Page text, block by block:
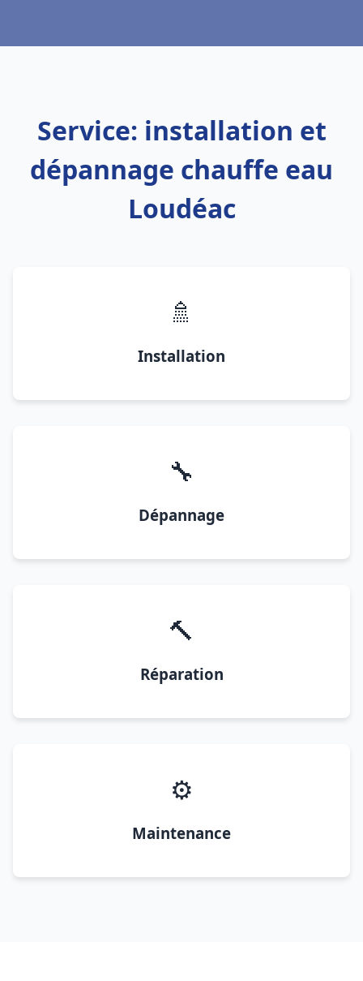
Service: installation et
dépannage chauffe eau
Loudéac
🚿
Installation
🔧
Dépannage
🔨
Réparation
⚙️
Maintenance